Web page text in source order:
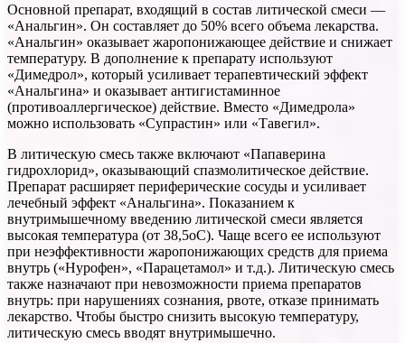
Основной препарат, входящий в состав литической смеси —
«Анальгин». Он составляет до 50% всего объема лекарства.
«Анальгин» оказывает жаропонижающее действие и снижает
температуру. В дополнение к препарату используют
«Димедрол», который усиливает терапевтический эффект
«Анальгина» и оказывает антигистаминное
(противоаллергическое) действие. Вместо «Димедрола»
можно использовать «Супрастин» или «Тавегил».
В литическую смесь также включают «Папаверина
гидрохлорид», оказывающий спазмолитическое действие.
Препарат расширяет периферические сосуды и усиливает
лечебный эффект «Анальгина». Показанием к
внутримышечному введению литической смеси является
высокая температура (от 38,5оС). Чаще всего ее используют
при неэффективности жаропонижающих средств для приема
внутрь («Нурофен», «Парацетамол» и т.д.). Литическую смесь
также назначают при невозможности приема препаратов
внутрь: при нарушениях сознания, рвоте, отказе принимать
лекарство. Чтобы быстро снизить высокую температуру,
литическую смесь вводят внутримышечно.